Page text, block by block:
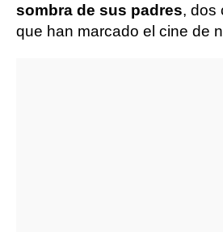
sombra de sus padres, dos
que han marcado el cine de